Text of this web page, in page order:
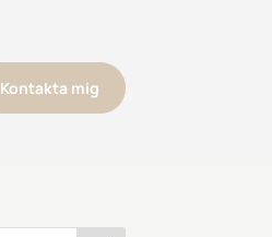
Kontakta mig